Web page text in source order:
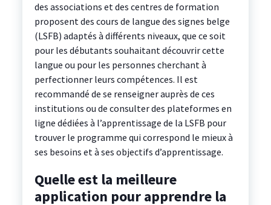
des associations et des centres de formation
proposent des cours de langue des signes belge
(LSFB) adaptés à différents niveaux, que ce soit
pour les débutants souhaitant découvrir cette
langue ou pour les personnes cherchant à
perfectionner leurs compétences. Il est
recommandé de se renseigner auprès de ces
institutions ou de consulter des plateformes en
ligne dédiées à l’apprentissage de la LSFB pour
trouver le programme qui correspond le mieux à
ses besoins et à ses objectifs d’apprentissage.
Quelle est la meilleure
application pour apprendre la